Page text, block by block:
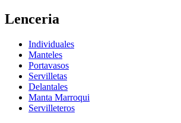
Lenceria
Individuales
Manteles
Portavasos
Servilletas
Delantales
Manta Marroqui
Servilleteros